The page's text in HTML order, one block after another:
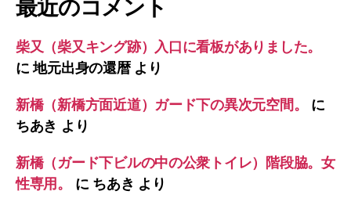
最近のコメント
柴又（柴又キング跡）入口に看板がありました。
に地元出身の還暦より
新橋（新橋方面近道）ガード下の異次元空間。
に
ちあき より
新橋（ガード下ビルの中の公衆トイレ）階段脇。女
性専用。
に ちあき より